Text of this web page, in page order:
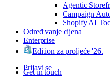
Agentic
Campaign
Shopify AI
Određivanje cijena
Enterprise
Edition za proljeće '26.
Prijavi se
Get in touch